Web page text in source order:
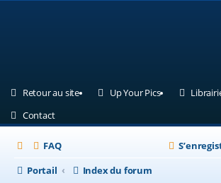
Retour au site(Ouvre un nouvel onglet)
Up Your Pics(Ouvre un
Contact(Ouvre un nouvel onglet)
FAQ
Portail
Index du forum